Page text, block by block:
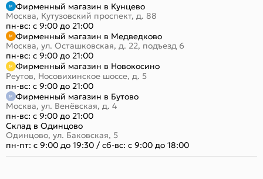
Фирменный магазин в Кунцево
Москва, Кутузовский проспект, д. 88
пн-вс: с 9:00 до 21:00
Фирменный магазин в Медведково
Москва, ул. Осташковская, д. 22, подъезд 6
пн-вс: с 9:00 до 21:00
Фирменный магазин в Новокосино
Реутов, Носовихинское шоссе, д. 5
пн-вс: с 9:00 до 21:00
Фирменный магазин в Бутово
Москва, ул. Венёвская, д. 4
пн-вс: с 9:00 до 21:00
Склад в Одинцово
Одинцово, ул. Баковская, 5
пн-пт: с 9:00 до 19:30 /сб-вс: с 9:00 до 18:00